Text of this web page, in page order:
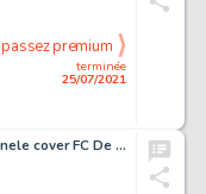
terminée
25/07/2021
passez premium
F.C. De Kampioenen - Originele cover FC De Kampioenen 104 - Vrouwen aan de macht - (2019)